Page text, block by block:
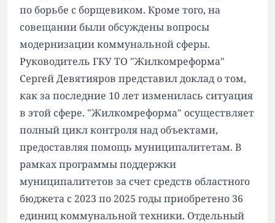
по борьбе с борщевиком. Кроме того, на
совещании были обсуждены вопросы
модернизации коммунальной сферы.
Руководитель ГКУ ТО "Жилкомреформа"
Сергей Девятияров представил доклад о том,
как за последние 10 лет изменилась ситуация
в этой сфере. "Жилкомреформа" осуществляет
полный цикл контроля над объектами,
предоставляя помощь муниципалитетам. В
рамках программы поддержки
муниципалитетов за счет средств областного
бюджета с 2023 по 2025 годы приобретено 36
единиц коммунальной техники. Отдельный